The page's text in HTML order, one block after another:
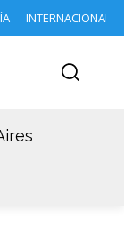
INTERNACIONAL